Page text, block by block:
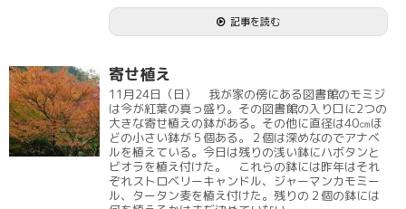
記事を読む
寄せ植え
11月24日（日） 我が家の傍にある図書館のモミジ
は今が紅葉の真っ盛り。その図書館の入り口に2つの
大きな寄せ植えの鉢がある。その他に直径は40㎝ほ
どの小さい鉢が５個ある。２個は深めなのでアナベ
ルを植えている。今日は残りの浅い鉢にハボタンと
ビオラを植え付けた。 これらの鉢には昨年はそれ
ぞれストロベリーキャンドル、ジャーマンカモミー
ル、タータン麦を植え付けた。残りの２個の鉢には